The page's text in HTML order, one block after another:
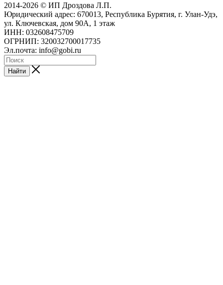
2014-2026 © ИП Дроздова Л.П.
Юридический адрес: 670013, Республика Бурятия, г. Улан-Удэ,
ул. Ключевская, дом 90А, 1 этаж
ИНН: 032608475709
ОГРНИП: 320032700017735
Эл.почта: info@gobi.ru
Найти